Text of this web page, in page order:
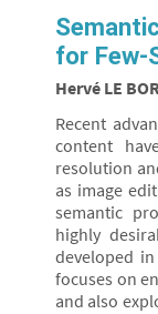
for Few-
Hervé LE
Recent
content
resolution
as image
semantic
highly
developed
focuses on
and also